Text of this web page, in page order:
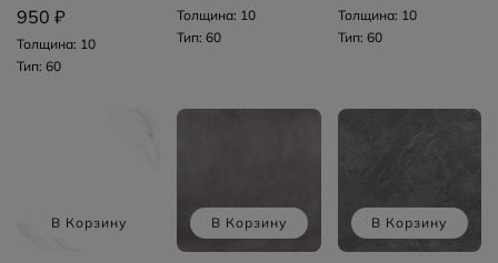
950 ₽
Толщина: 10
Тип: 60
Толщина: 10
Тип: 60
Толщина: 10
Тип: 60
В Корзину В Корзину В Корзину